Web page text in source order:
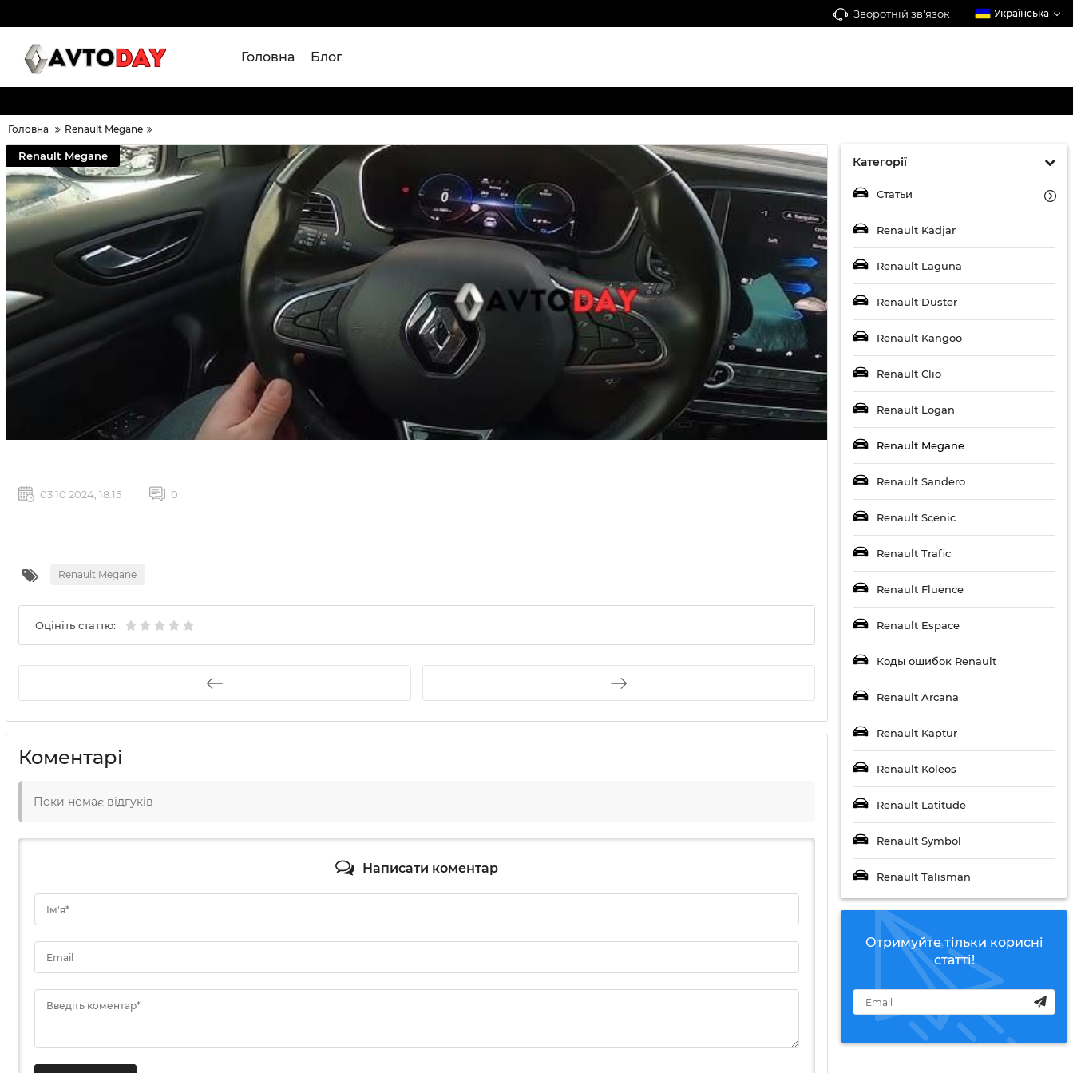
Зворотній зв'язок Українська
Головна Блог
Головна Renault Megane
Категорії
Статьи
Renault Kadjar
Renault Laguna
Renault Duster
Renault Kangoo
Renault Clio
Renault Logan
Renault Megane
Renault Sandero
Renault Scenic
Renault Trafic
Renault Fluence
Renault Espace
Коды ошибок Renault
Renault Arcana
Renault Kaptur
Renault Koleos
Renault Latitude
Renault Symbol
Renault Talisman
Отримуйте тільки корисні
статті!
Renault Megane
03 10 2024, 18:15 0
Renault Megane
Оцініть статтю:
Коментарі
Поки немає відгуків
Написати коментар
Ім'я*
Email
Введіть коментар*